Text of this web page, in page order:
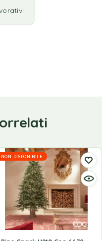
NON DISPONIBILE